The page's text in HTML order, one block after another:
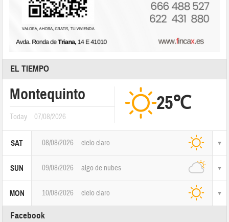
EL TIEMPO
Montequinto
Today 07/08/2026
25℃
SAT 08/08/2026 cielo claro
SUN 09/08/2026 algo de nubes
MON 10/08/2026 cielo claro
Facebook